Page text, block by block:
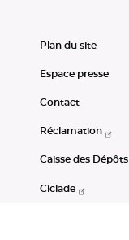
Plan du site
Espace presse
Contact
Réclamation
Caisse des Dépôts
Ciclade